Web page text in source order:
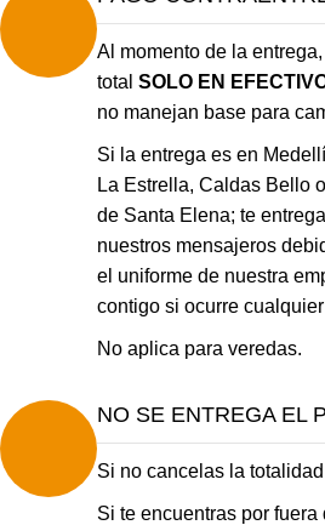
Al momento de la
total SOLO EN
no manejan base para
Si la entrega es en
La Estrella, Caldas Bello
de Santa Elena; te
nuestros mensajeros
el uniforme de nuestra
contigo si ocurre
No aplica para veredas.
NO SE ENTREGA EL
Si no cancelas la
Si te encuentras por